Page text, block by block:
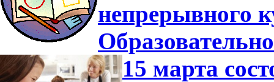
непрерывного
15 марта